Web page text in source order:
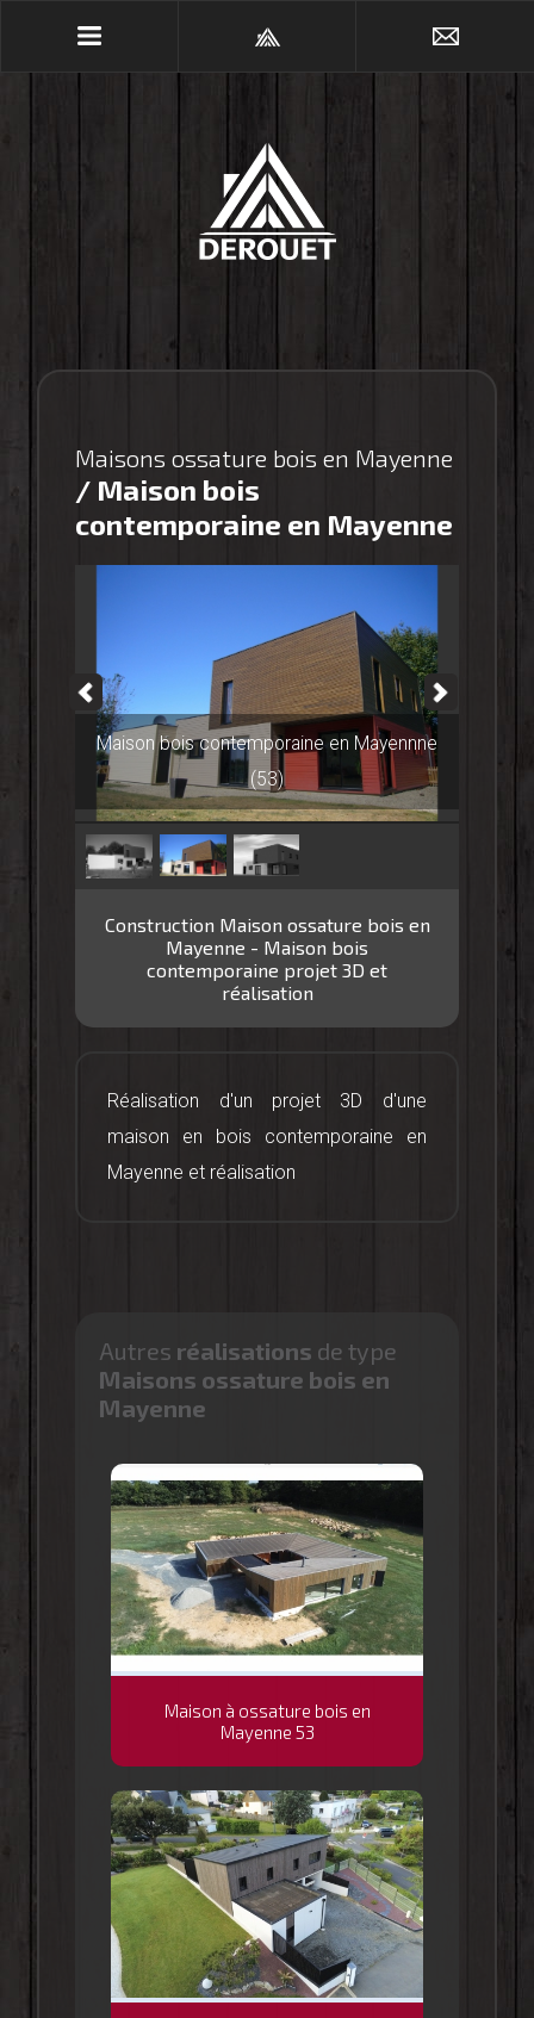
Maisons ossature bois en Mayenne
/ Maison bois
contemporaine en Mayenne
Maison bois contemporaine en Mayennne
(53)
Construction Maison ossature bois en
Mayenne - Maison bois
contemporaine projet 3D et
réalisation
Réalisation d'un projet 3D d'une
maison en bois contemporaine en
Mayenne et réalisation
Autres réalisations de type
Maisons ossature bois en
Mayenne
Maison à ossature bois en
Mayenne 53